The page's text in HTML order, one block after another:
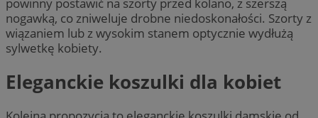
nogawką, co zniweluje drobne niedoskonałości. Szorty z
wiązaniem lub z wysokim stanem optycznie wydłużą
sylwetkę kobiety.
Eleganckie koszulki dla kobiet